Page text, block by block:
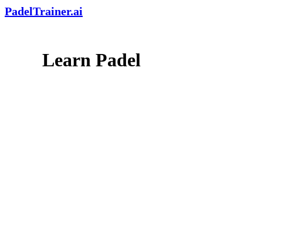
PadelTrainer.ai
Learn Padel